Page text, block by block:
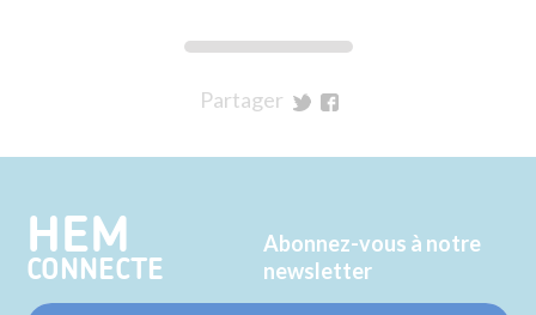
Partager
Twitter
Facebook
HEM
CONNECTE
Abonnez-vous à notre
newsletter